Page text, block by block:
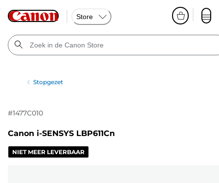
Store
Stopgezet
#1477C010
Canon i-SENSYS LBP611Cn
NIET MEER LEVERBAAR